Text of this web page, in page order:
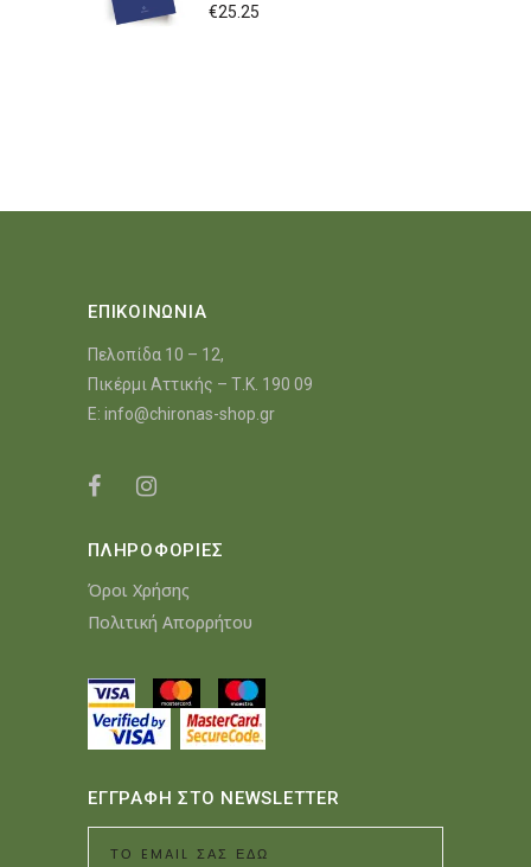
€25.25
ΕΠΙΚΟΙΝΩΝΙΑ
Πελοπίδα 10 – 12,
Πικέρμι Αττικής – Τ.Κ. 190 09
E: info@chironas-shop.gr
ΠΛΗΡΟΦΟΡΙΕΣ
Όροι Χρήσης
Πολιτική Απορρήτου
ΕΓΓΡΑΦΗ ΣΤΟ NEWSLETTER